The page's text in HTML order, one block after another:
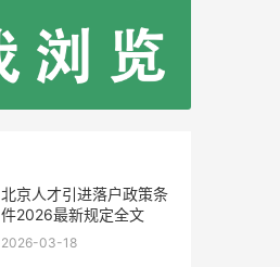
北京人才引进落户政策条
件2026最新规定全文
2026-03-18